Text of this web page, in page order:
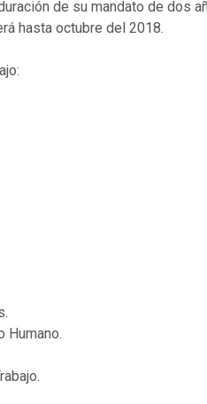
de su mandato de dos
hasta octubre del 2018.
Humano.